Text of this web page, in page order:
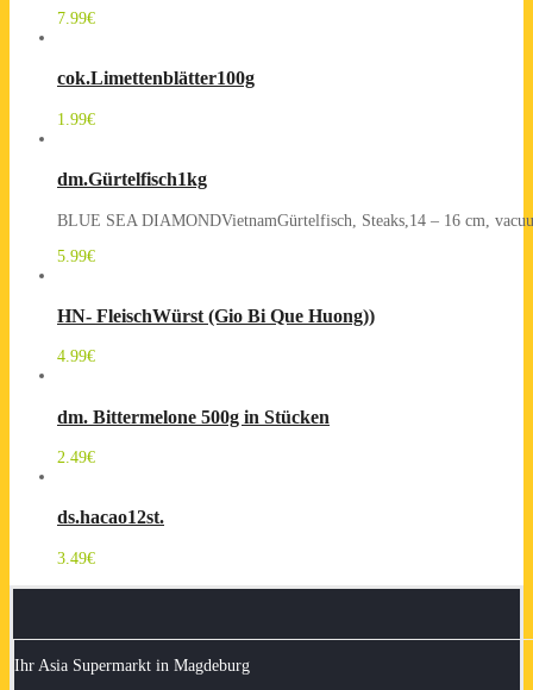
7.99€
cok.Limettenblätter100g
1.99€
dm.Gürtelfisch1kg
BLUE SEA DIAMONDVietnamGürtelfisch, Steaks,14 – 16 cm,
5.99€
HN- FleischWürst (Gio Bi Que Huong))
4.99€
dm. Bittermelone 500g in Stücken
2.49€
ds.hacao12st.
3.49€
Ihr Asia Supermarkt in Magdeburg